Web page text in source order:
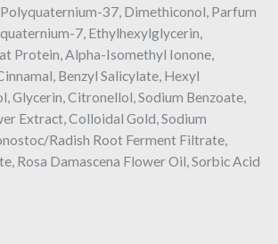
37, Dimethiconol, Parfum
7, Ethylhexylglycerin,
Protein, Alpha-Isomethyl Ionone,
Benzyl Salicylate, Hexyl
Glycerin, Citronellol, Sodium Benzoate,
Extract, Colloidal Gold, Sodium
Radish Root Ferment Filtrate,
Rosa Damascena Flower Oil, Sorbic Acid